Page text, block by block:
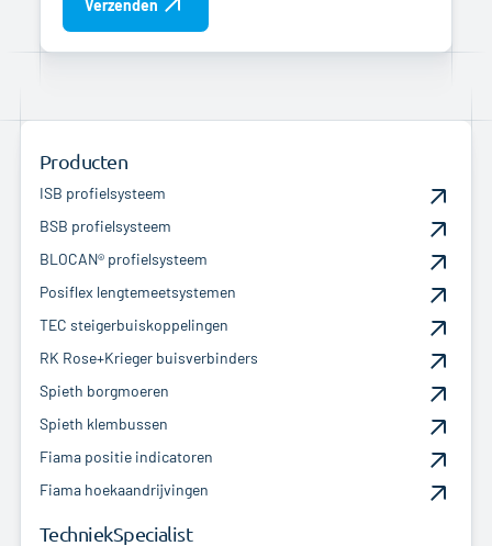
Verzenden
Producten
ISB profielsysteem
BSB profielsysteem
BLOCAN® profielsysteem
Posiflex lengtemeetsystemen
TEC steigerbuiskoppelingen
RK Rose+Krieger buisverbinders
Spieth borgmoeren
Spieth klembussen
Fiama positie indicatoren
Fiama hoekaandrijvingen
TechniekSpecialist